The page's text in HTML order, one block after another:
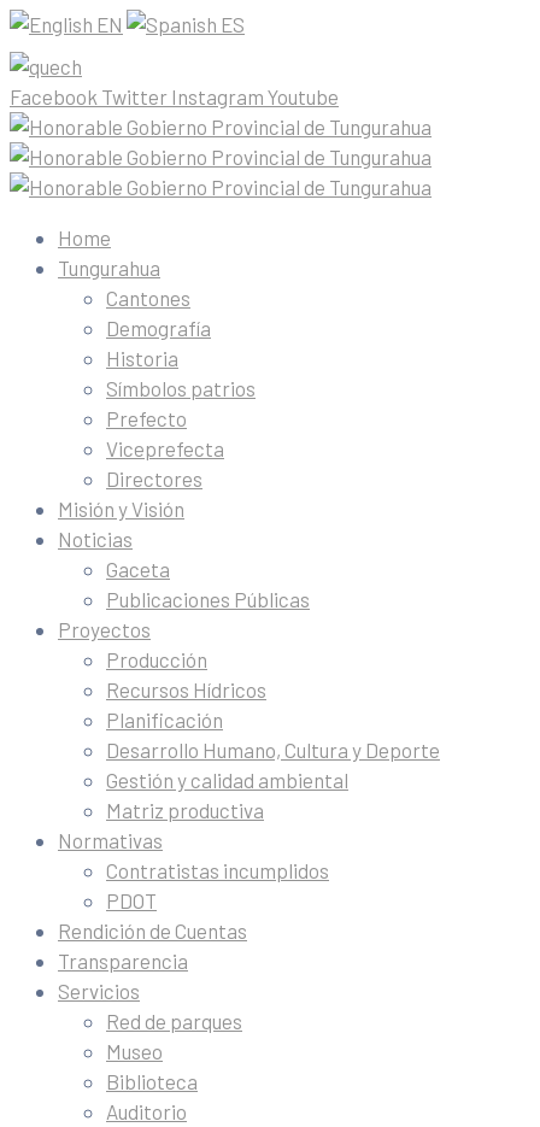
EN ES
Facebook Twitter Instagram Youtube
Home
Tungurahua
Cantones
Demografía
Historia
Símbolos patrios
Prefecto
Viceprefecta
Directores
Misión y Visión
Noticias
Gaceta
Publicaciones Públicas
Proyectos
Producción
Recursos Hídricos
Planificación
Desarrollo Humano, Cultura y Deporte
Gestión y calidad ambiental
Matriz productiva
Normativas
Contratistas incumplidos
PDOT
Rendición de Cuentas
Transparencia
Servicios
Red de parques
Museo
Biblioteca
Auditorio